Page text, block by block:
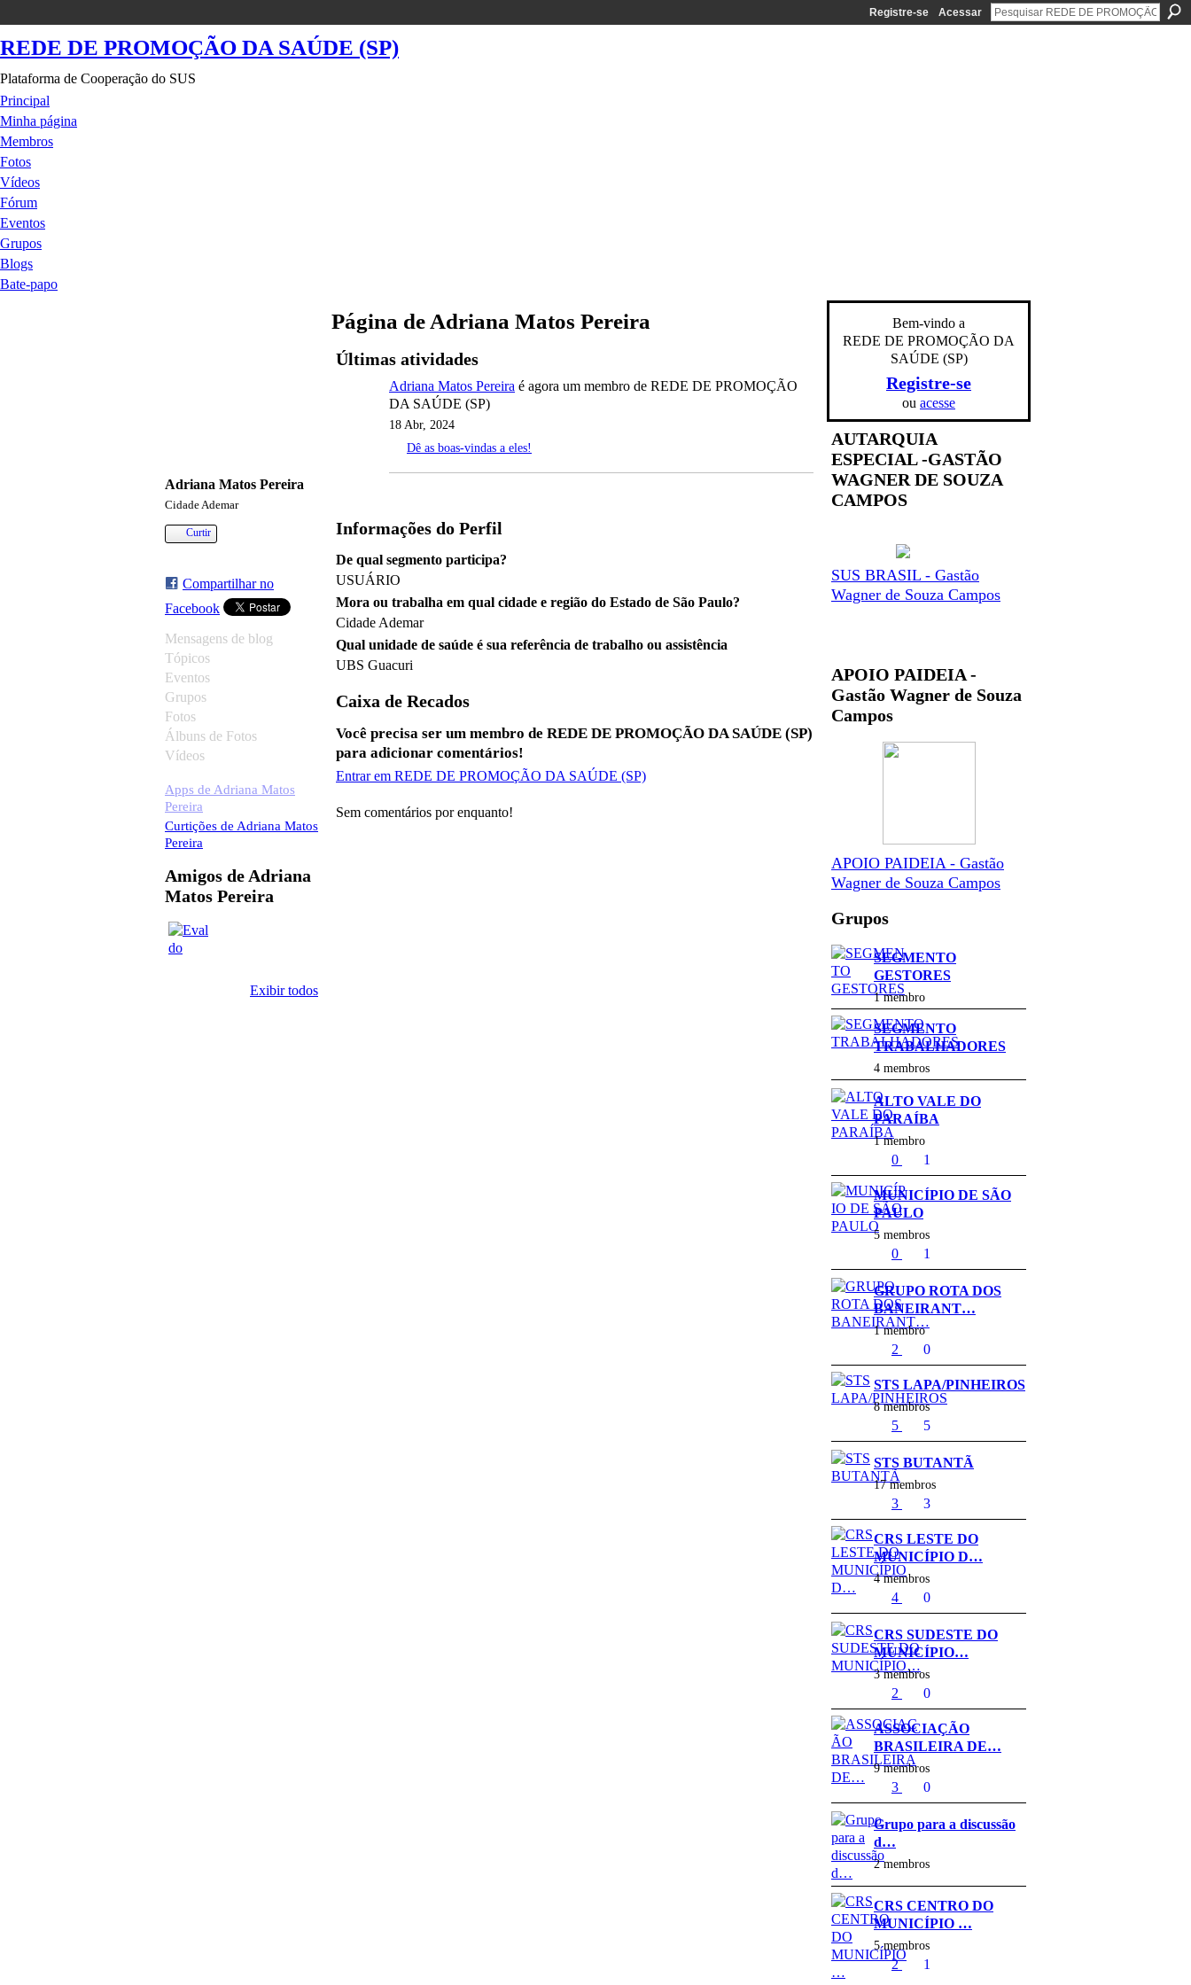
Registre-se Acessar
REDE DE PROMOÇÃO DA SAÚDE (SP)
Plataforma de Cooperação do SUS
Principal
Minha página
Membros
Fotos
Vídeos
Fórum
Eventos
Grupos
Blogs
Bate-papo
Adriana Matos Pereira
Cidade Ademar
Curtir
Compartilhar no
Facebook
Mensagens de blog
Tópicos
Eventos
Grupos
Fotos
Álbuns de Fotos
Vídeos
Apps de Adriana Matos
Pereira
Curtições de Adriana Matos
Pereira
Amigos de Adriana
Matos Pereira
Exibir todos
Página de Adriana Matos Pereira
Últimas atividades
Adriana Matos Pereira é agora um membro de REDE DE PROMOÇÃO
DA SAÚDE (SP)
18 Abr, 2024
Dê as boas-vindas a eles!
Informações do Perfil
De qual segmento participa?
USUÁRIO
Mora ou trabalha em qual cidade e região do Estado de São Paulo?
Cidade Ademar
Qual unidade de saúde é sua referência de trabalho ou assistência
UBS Guacuri
Caixa de Recados
Você precisa ser um membro de REDE DE PROMOÇÃO DA SAÚDE (SP)
para adicionar comentários!
Entrar em REDE DE PROMOÇÃO DA SAÚDE (SP)
Sem comentários por enquanto!
Bem-vindo a
REDE DE PROMOÇÃO DA
SAÚDE (SP)
Registre-se
ou acesse
AUTARQUIA
ESPECIAL -GASTÃO
WAGNER DE SOUZA
CAMPOS
SUS BRASIL - Gastão
Wagner de Souza Campos
APOIO PAIDEIA -
Gastão Wagner de Souza
Campos
APOIO PAIDEIA - Gastão
Wagner de Souza Campos
Grupos
SEGMENTO
GESTORES
1 membro
SEGMENTO
TRABALHADORES
4 membros
ALTO VALE DO
PARAÍBA
1 membro
0 1
MUNICÍPIO DE SÃO
PAULO
5 membros
0 1
GRUPO ROTA DOS
BANEIRANT…
1 membro
2 0
STS LAPA/PINHEIROS
8 membros
5 5
STS BUTANTÃ
17 membros
3 3
CRS LESTE DO
MUNICÍPIO D…
4 membros
4 0
CRS SUDESTE DO
MUNICÍPIO…
3 membros
2 0
ASSOCIAÇÃO
BRASILEIRA DE…
9 membros
3 0
Grupo para a discussão
d…
2 membros
CRS CENTRO DO
MUNICÍPIO …
5 membros
2 1